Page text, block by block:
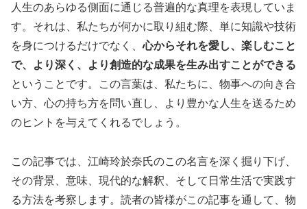
人生のあらゆる側面に通じる普遍的な真理を表現していま
す。それは、私たちが何かに取り組む際、単に知識や技術
を身につけるだけでなく、心からそれを愛し、楽しむこと
で、より深く、より創造的な成果を生み出すことができる
ということです。この言葉は、私たちに、物事への向き合
い方、心の持ち方を問い直し、より豊かな人生を送るため
のヒントを与えてくれるでしょう。
この記事では、江崎玲於奈氏のこの名言を深く掘り下げ、
その背景、意味、現代的な解釈、そして日常生活で実践す
る方法を考察します。読者の皆様がこの記事を通して、物